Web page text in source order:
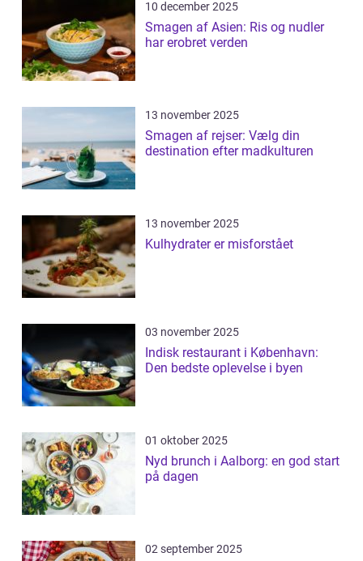
10 december 2025
Smagen af Asien: Ris og nudler
har erobret verden
13 november 2025
Smagen af rejser: Vælg din
destination efter madkulturen
13 november 2025
Kulhydrater er misforstået
03 november 2025
Indisk restaurant i København:
Den bedste oplevelse i byen
01 oktober 2025
Nyd brunch i Aalborg: en god start
på dagen
02 september 2025